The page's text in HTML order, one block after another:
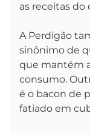
as receitas do
A Perdigão
sinônimo de
que mantém
consumo.
é o bacon de
fatiado em